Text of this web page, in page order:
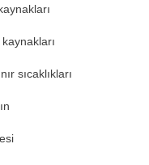
sıcaklıkları